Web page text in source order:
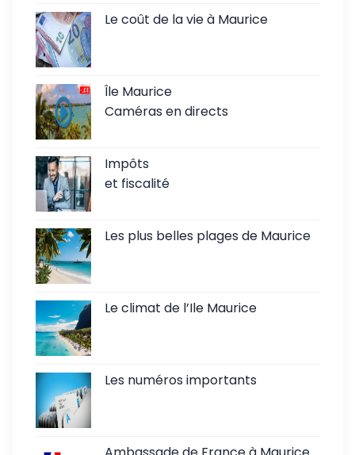
Le coût de la vie à Maurice
Île Maurice
Caméras en directs
Impôts
et fiscalité
Les plus belles plages de Maurice
Le climat de l’Ile Maurice
Les numéros importants